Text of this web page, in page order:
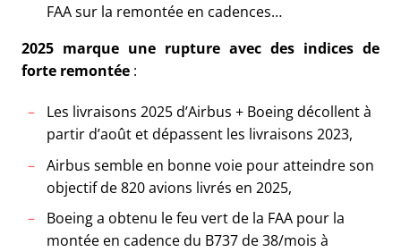
FAA sur la remontée en cadences…
2025 marque une rupture avec des indices de
forte remontée :
Les livraisons 2025 d’Airbus + Boeing décollent à
partir d’août et dépassent les livraisons 2023,
Airbus semble en bonne voie pour atteindre son
objectif de 820 avions livrés en 2025,
Boeing a obtenu le feu vert de la FAA pour la
montée en cadence du B737 de 38/mois à